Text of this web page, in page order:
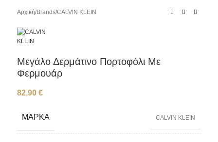
Αρχική/Brands/CALVIN KLEIN
Μεγάλο Δερμάτινο Πορτοφόλι Με
Φερμουάρ
82,90 €
ΜΆΡΚΑ CALVIN KLEIN